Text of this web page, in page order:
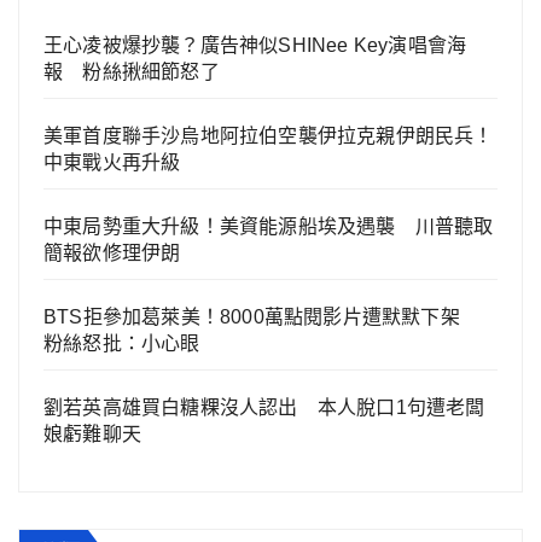
王心凌被爆抄襲？廣告神似SHINee Key演唱會海
報 粉絲揪細節怒了
美軍首度聯手沙烏地阿拉伯空襲伊拉克親伊朗民兵！
中東戰火再升級
中東局勢重大升級！美資能源船埃及遇襲 川普聽取
簡報欲修理伊朗
BTS拒參加葛萊美！8000萬點閱影片遭默默下架
粉絲怒批：小心眼
劉若英高雄買白糖粿沒人認出 本人脫口1句遭老闆
娘虧難聊天